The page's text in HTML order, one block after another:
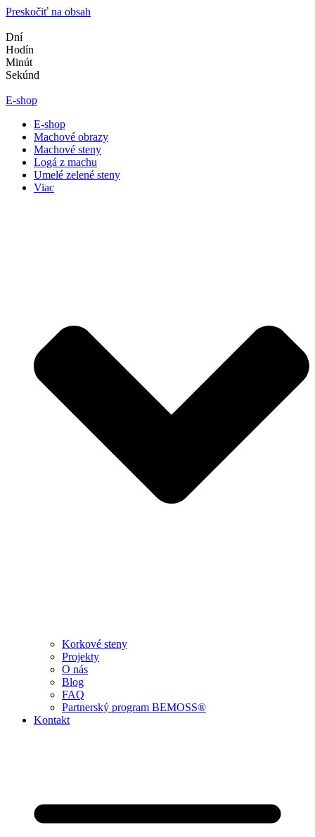
Preskočiť na obsah
Dní
Hodín
Minút
Sekúnd
E-shop
E-shop
Machové obrazy
Machové steny
Logá z machu
Umelé zelené steny
Viac
Korkové steny
Projekty
O nás
Blog
FAQ
Partnerský program BEMOSS®
Kontakt